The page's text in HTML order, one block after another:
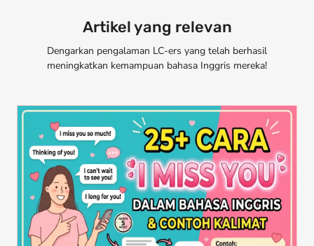
Artikel yang relevan
Dengarkan pengalaman LC-ers yang telah berhasil
meningkatkan kemampuan bahasa Inggris mereka!